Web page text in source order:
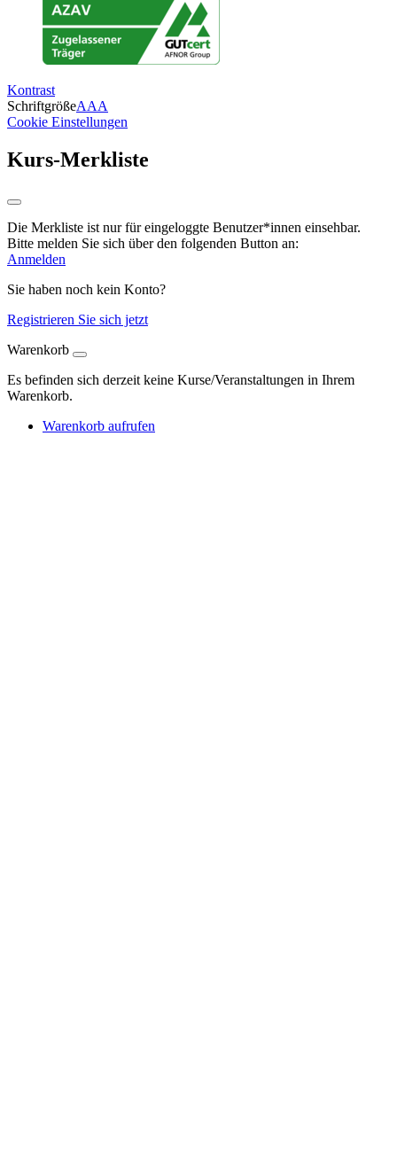
Kontrast
SchriftgrößeAAA
Cookie Einstellungen
Kurs-Merkliste
Die Merkliste ist nur für eingeloggte Benutzer*innen einsehbar.
Bitte melden Sie sich über den folgenden Button an:
Anmelden
Sie haben noch kein Konto?
Registrieren Sie sich jetzt
Warenkorb
Es befinden sich derzeit keine Kurse/Veranstaltungen in Ihrem
Warenkorb.
Warenkorb aufrufen